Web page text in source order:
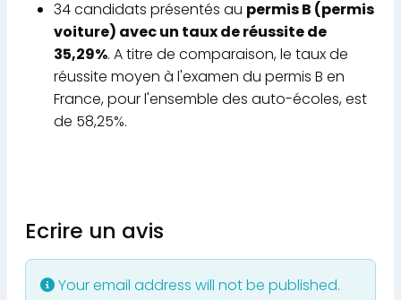
34 candidats présentés au permis B (permis
voiture) avec un taux de réussite de
35,29%. A titre de comparaison, le taux de
réussite moyen à l'examen du permis B en
France, pour l'ensemble des auto-écoles, est
de 58,25%.
Ecrire un avis
Your email address will not be published.